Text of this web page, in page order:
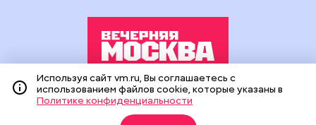
Издание создано при финансовой поддержке Департамента
средств массовой информации и рекламы города Москвы.
На сайте применяются рекомендательные технологии
Используя сайт vm.ru, Вы соглашаетесь с
использованием файлов cookie, которые указаны в
Политике конфиденциальности